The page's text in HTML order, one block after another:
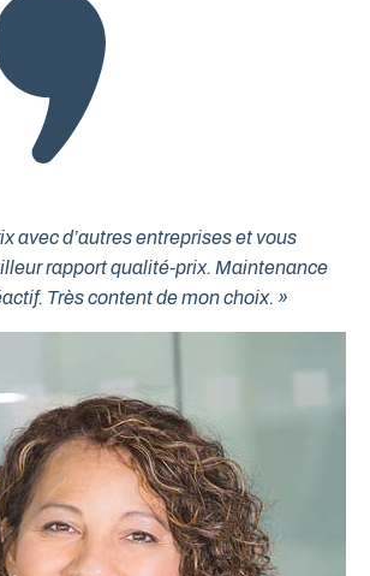
avec d’autres entreprises et vous
rapport qualité-prix. Maintenance
Très content de mon choix. »